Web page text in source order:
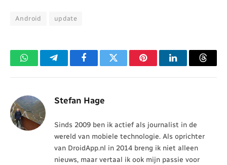
Android update
WhatsAppTelegramFacebookTwitter PinterestLinkedIn
Stefan Hage
Sinds 2009 ben ik actief als journalist in de
wereld van mobiele technologie. Als oprichter
van DroidApp.nl in 2014 breng ik niet alleen
nieuws, maar vertaal ik ook mijn passie voor